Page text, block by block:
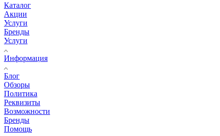
Каталог
Акции
Услуги
Бренды
Услуги
Информация
Блог
Обзоры
Политика
Реквизиты
Возможности
Бренды
Помощь